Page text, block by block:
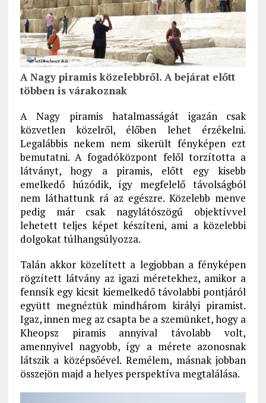
A Nagy piramis közelebbről. A bejárat előtt
többen is várakoznak
A Nagy piramis hatalmasságát igazán csak
közvetlen közelről, élőben lehet érzékelni.
Legalábbis nekem nem sikerült fényképen ezt
bemutatni. A fogadóközpont felől torzította a
látványt, hogy a piramis, előtt egy kisebb
emelkedő húzódik, így megfelelő távolságból
nem láthattunk rá az egészre. Közelebb menve
pedig már csak nagylátószögű objektívvel
lehetett teljes képet készíteni, ami a közelebbi
dolgokat túlhangsúlyozza.
Talán akkor közelített a legjobban a fényképen
rögzített látvány az igazi méretekhez, amikor a
fennsík egy kicsit kiemelkedő távolabbi pontjáról
együtt megnéztük mindhárom királyi piramist.
Igaz, innen meg az csapta be a szemünket, hogy a
Kheopsz piramis annyival távolabb volt,
amennyivel nagyobb, így a mérete azonosnak
látszik a középsőével. Remélem, másnak jobban
összejön majd a helyes perspektíva megtalálása.